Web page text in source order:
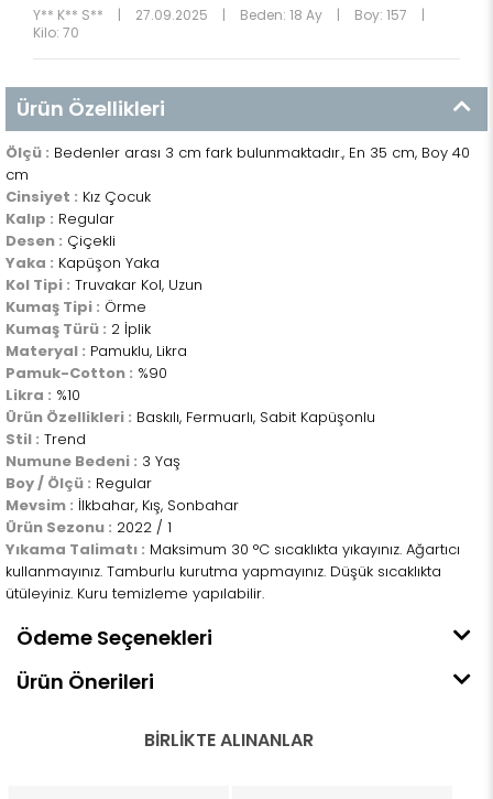
Y** K** S** | 27.09.2025 | Beden: 18 Ay | Boy: 157
|
Kilo: 70
Ürün Özellikleri
Ölçü : Bedenler arası 3 cm fark bulunmaktadır., En 35 cm, Boy 40
cm
Cinsiyet : Kız Çocuk
Kalıp : Regular
Desen : Çiçekli
Yaka : Kapüşon Yaka
Kol Tipi : Truvakar Kol, Uzun
Kumaş Tipi : Örme
Kumaş Türü : 2 İplik
Materyal : Pamuklu, Likra
Pamuk-Cotton : %90
Likra : %10
Ürün Özellikleri : Baskılı, Fermuarlı, Sabit Kapüşonlu
Stil : Trend
Numune Bedeni : 3 Yaş
Boy / Ölçü : Regular
Mevsim : İlkbahar, Kış, Sonbahar
Ürün Sezonu : 2022 / 1
Yıkama Talimatı : Maksimum 30 °C sıcaklıkta yıkayınız. Ağartıcı
kullanmayınız. Tamburlu kurutma yapmayınız. Düşük sıcaklıkta
ütüleyiniz. Kuru temizleme yapılabilir.
Ödeme Seçenekleri
Ürün Önerileri